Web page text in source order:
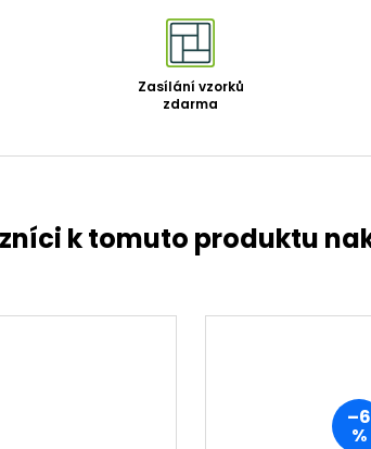
Zasílání vzorků
zdarma
–6
%